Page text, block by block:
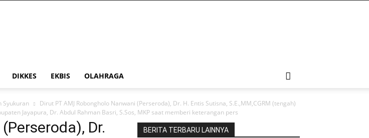
DIKKES EKBIS OLAHRAGA
Syukuran
Dirut PT AMJ Robongholo Nanwani (Perseroda), Dr. H. Entis Sutisna, S.E.,MM,CGRM (tengah)
Jayapura, Dr. Abdul Rahman Basri, S.Sos, MKP saat memberi keterangan pers
Dr.
BERITA TERBARU LAINNYA